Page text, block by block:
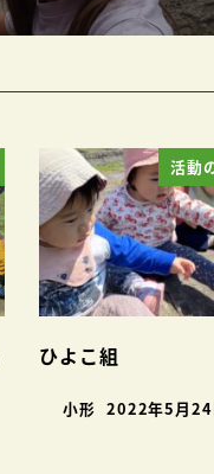
活動
ひよこ組
小形 2022年5月